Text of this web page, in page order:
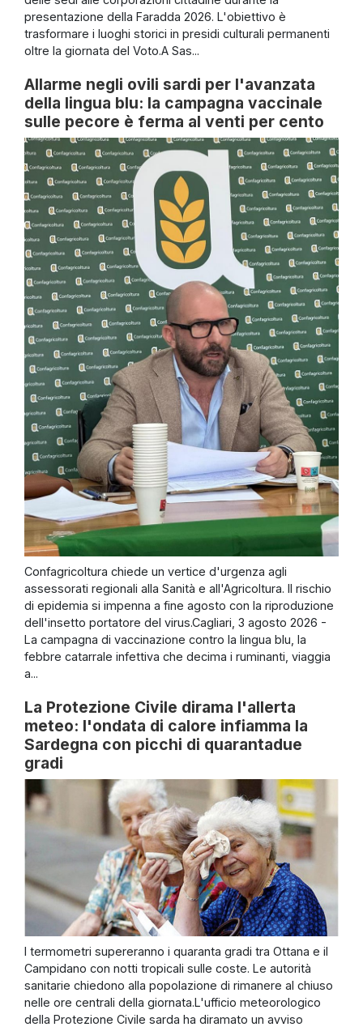
presentazione della Faradda 2026. L'obiettivo è
trasformare i luoghi storici in presidi culturali permanenti
oltre la giornata del Voto.A Sas...
Allarme negli ovili sardi per l'avanzata
della lingua blu: la campagna vaccinale
sulle pecore è ferma al venti per cento
Confagricoltura chiede un vertice d'urgenza agli
assessorati regionali alla Sanità e all'Agricoltura. Il rischio
di epidemia si impenna a fine agosto con la riproduzione
dell'insetto portatore del virus.Cagliari, 3 agosto 2026 -
La campagna di vaccinazione contro la lingua blu, la
febbre catarrale infettiva che decima i ruminanti, viaggia
a...
La Protezione Civile dirama l'allerta
meteo: l'ondata di calore infiamma la
Sardegna con picchi di quarantadue
gradi
I termometri supereranno i quaranta gradi tra Ottana e il
Campidano con notti tropicali sulle coste. Le autorità
sanitarie chiedono alla popolazione di rimanere al chiuso
nelle ore centrali della giornata.L'ufficio meteorologico
della Protezione Civile sarda ha diramato un avviso